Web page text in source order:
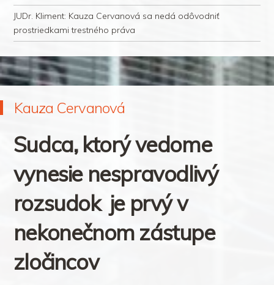
JUDr. Kliment: Kauza Cervanová sa nedá odôvodniť
prostriedkami trestného práva
Kauza Cervanová
Sudca, ktorý vedome
vynesie nespravodlivý
rozsudok je prvý v
nekonečnom zástupe
zločincov